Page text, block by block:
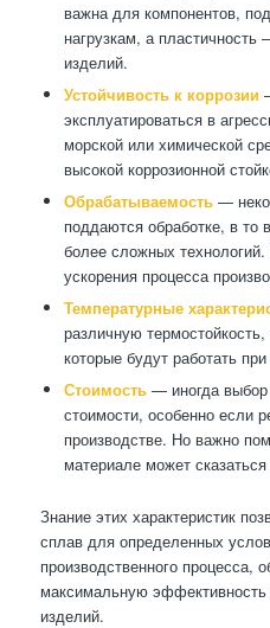
важна для компонентов,
нагрузкам, а
изделий.
Устойчивость к коррозии
эксплуатироваться в
морской или химической
высокой коррозионной
Обрабатываемость—
поддаются обработке, в то
более сложных
ускорения процесса
Температурные
различную
которые будут работать
Стоимость— иногда выбор
стоимости, особенно если
производстве. Но важно
материале может
Знание этих характеристик
сплав для определенных
производственного процесса,
максимальную эффективность
изделий.